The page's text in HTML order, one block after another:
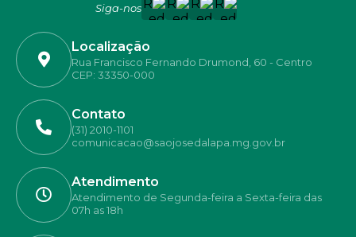
Siga-nos
Localização
Rua Francisco Fernando Drumond, 60 - Centro
CEP: 33350-000
Contato
(31) 2010-1101
comunicacao@saojosedalapa.mg.gov.br
Atendimento
Atendimento de Segunda-feira a Sexta-feira das
07h as 18h